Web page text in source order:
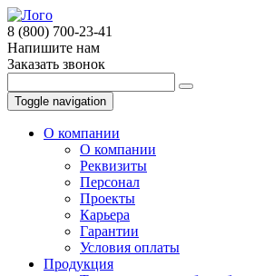
8 (800) 700-23-41
Напишите нам
Заказать звонок
Toggle navigation
О компании
О компании
Реквизиты
Персонал
Проекты
Карьера
Гарантии
Условия оплаты
Продукция